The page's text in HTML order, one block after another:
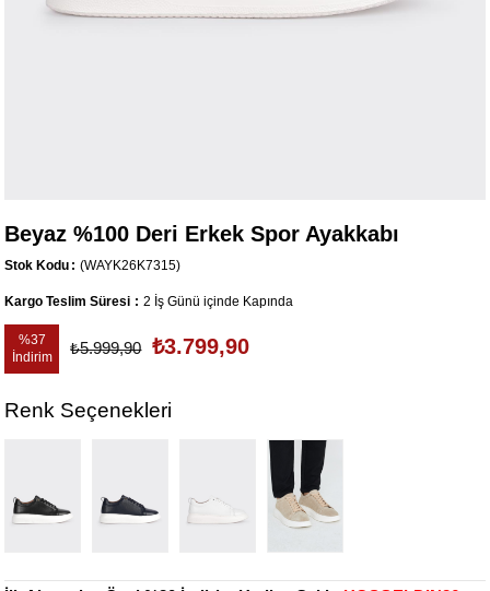
Beyaz %100 Deri Erkek Spor Ayakkabı
Stok Kodu (WAYK26K7315)
Kargo Teslim Süresi : 2 İş Günü içinde Kapında
%37
İndirim
₺5.999,90 ₺3.799,90
Renk Seçenekleri